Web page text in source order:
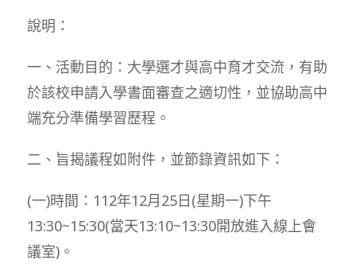
說明：
一、活動目的：大學選才與高中育才交流，有助
於該校申請入學書面審查之適切性，並協助高中
端充分準備學習歷程。
二、旨揭議程如附件，並節錄資訊如下：
(一)時間：112年12月25日(星期一)下午
13:30~15:30(當天13:10~13:30開放進入線上會
議室)。